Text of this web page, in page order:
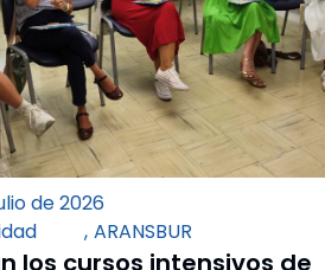
de 2026
, ARANSBUR
los cursos intensivos de